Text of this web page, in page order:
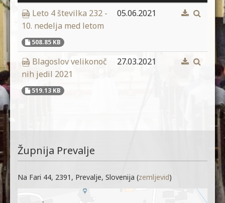
Leto 4 številka 232 -
10. nedelja med letom
508.85 KB
05.06.2021
Blagoslov velikonoč
nih jedil 2021
519.13 KB
27.03.2021
Župnija Prevalje
Na Fari 44, 2391, Prevalje, Slovenija (zemljevid)